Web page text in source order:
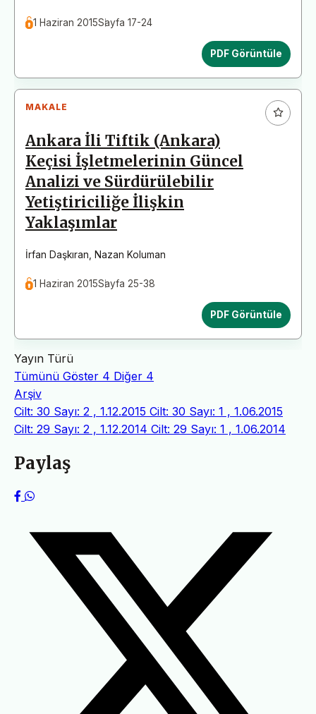
1 Haziran 2015Sayfa 17-24
PDF Görüntüle
MAKALE
Ankara İli Tiftik (Ankara)
Keçisi İşletmelerinin Güncel
Analizi ve Sürdürülebilir
Yetiştiriciliğe İlişkin
Yaklaşımlar
İrfan Daşkıran Nazan Koluman
1 Haziran 2015Sayfa 25-38
PDF Görüntüle
Yayın Türü
Tümünü Göster 4 Diğer 4
Arşiv
Cilt: 30 Sayı: 2 , 1.12.2015 Cilt: 30 Sayı: 1 , 1.06.2015
Cilt: 29 Sayı: 2 , 1.12.2014 Cilt: 29 Sayı: 1 , 1.06.2014
Paylaş